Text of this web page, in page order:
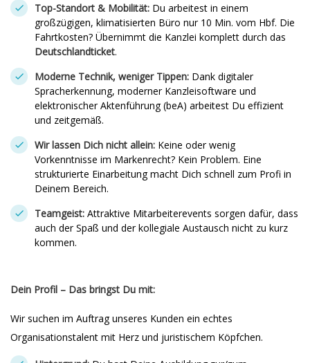
Top-Standort & Mobilität: Du arbeitest in einem
großzügigen, klimatisierten Büro nur 10 Min. vom Hbf. Die
Fahrtkosten? Übernimmt die Kanzlei komplett durch das
Deutschlandticket.
Moderne Technik, weniger Tippen: Dank digitaler
Spracherkennung, moderner Kanzleisoftware und
elektronischer Aktenführung (beA) arbeitest Du effizient
und zeitgemäß.
Wir lassen Dich nicht allein: Keine oder wenig
Vorkenntnisse im Markenrecht? Kein Problem. Eine
strukturierte Einarbeitung macht Dich schnell zum Profi in
Deinem Bereich.
Teamgeist: Attraktive Mitarbeiterevents sorgen dafür, dass
auch der Spaß und der kollegiale Austausch nicht zu kurz
kommen.
Dein Profil – Das bringst Du mit:
Wir suchen im Auftrag unseres Kunden ein echtes
Organisationstalent mit Herz und juristischem Köpfchen.